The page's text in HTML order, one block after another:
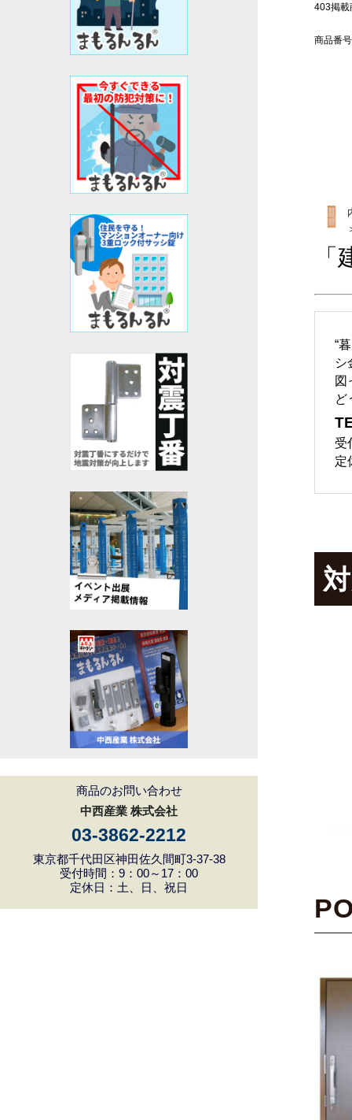
商品のお問い合わせ
中西産業 株式会社
03-3862-2212
東京都千代田区神田佐久間町3-37-38
受付時間：9：00～17：00
定休日：土、日、祝日
403掲載
商品番
“
シ
図
ど
受
定